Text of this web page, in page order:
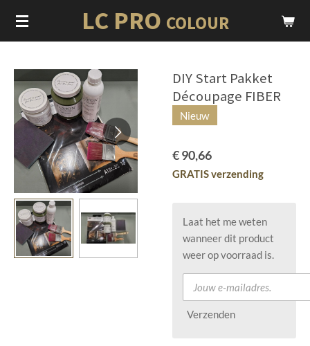
Ga
direct
hoofdinhoud
LC PRO COLOUR
DIY Start Pakket
Découpage FIBER
Nieuw
€ 90,66
GRATIS verzending
Laat het me weten
wanneer dit product
weer op voorraad is.
Verzenden